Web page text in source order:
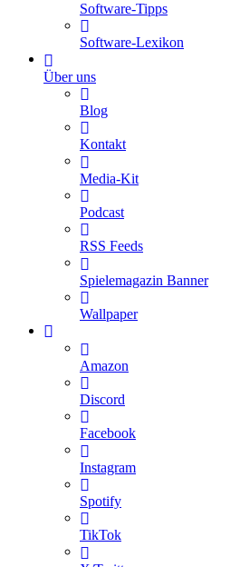
Software-Tipps
Software-Lexikon
Über uns
Blog
Kontakt
Media-Kit
Podcast
RSS Feeds
Spielemagazin Banner
Wallpaper
Amazon
Discord
Facebook
Instagram
Spotify
TikTok